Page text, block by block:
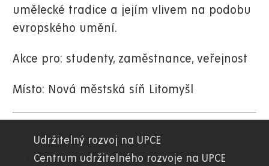
umělecké tradice a jejím vlivem na podobu
evropského umění.
Akce pro: studenty, zaměstnance, veřejnost
Místo: Nová městská síň Litomyšl
01.
Udržitelný rozvoj na UPCE
Centrum udržitelného rozvoje na UPCE